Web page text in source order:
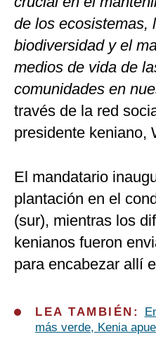
de los ecosistemas,
biodiversidad y el
medios de vida de
comunidades en
través de la red
presidente keniano,
El mandatario
plantación en el
(sur), mientras los
kenianos fueron
para encabezar allí
LEA TAMBIÉN:
más verde, Kenia